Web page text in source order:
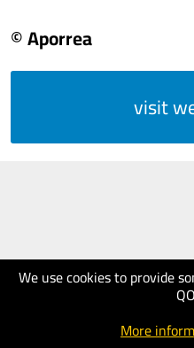
We use cookies to provide
More
© Aporrea
visit